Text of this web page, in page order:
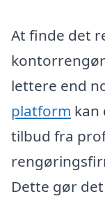
At finde det
lettere end
platform kan
tilbud fra
Dette gør